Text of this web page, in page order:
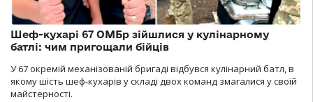
Шеф-кухарі 67 ОМБр зійшлися у кулінарному
батлі: чим пригощали бійців
У 67 окремій механізованій бригаді відбувся кулінарний батл, в
якому шість шеф-кухарів у складі двох команд змагалися у своїй
майстерності.